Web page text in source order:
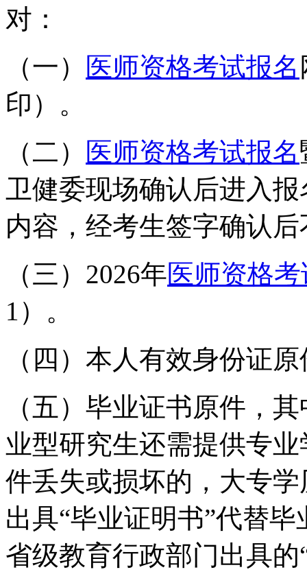
对：
（一）
医师资格考试报名
印）。
（二）
医师资格考试报名
卫健委现场确认后进入
内容，经考生签字确认
（三）2026年医师资格
1）。
（四）本人有效身份证
（五） 毕业证书原件，其
业型研究生还需提供专
件丢失或损坏的，大专
出具“毕业证明书”代替
省级教育行政部门出具